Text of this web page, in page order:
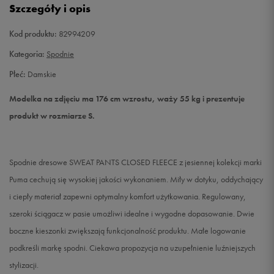
Szczegóły i opis
Kod produktu: 82994209
Kategoria: Spodnie
Płeć: Damskie
Modelka na zdjęciu ma 176 cm wzrostu, waży 55 kg i prezentuje
produkt w rozmiarze S.
Spodnie dresowe SWEAT PANTS CLOSED FLEECE z jesiennej kolekcji marki
Puma cechują się wysokiej jakości wykonaniem. Miły w dotyku, oddychający
i ciepły materiał zapewni optymalny komfort użytkowania. Regulowany,
szeroki ściągacz w pasie umożliwi idealne i wygodne dopasowanie. Dwie
boczne kieszonki zwiększają funkcjonalność produktu. Małe logowanie
podkreśli markę spodni. Ciekawa propozycja na uzupełnienie luźniejszych
stylizacji.